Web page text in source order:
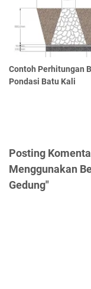
Contoh Perhitungan
Pondasi Batu Kali
Posting
Menggunakan
Gedung"